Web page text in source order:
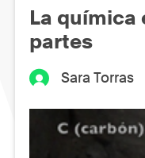
La química
partes
Sara Torras